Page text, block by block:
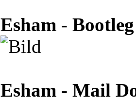
Esham -
Esham - Mail